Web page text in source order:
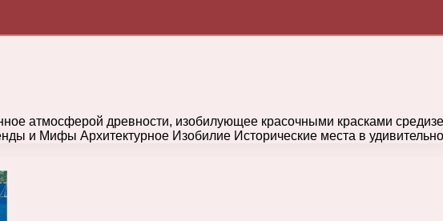
атмосферой древности, изобилующее красочными красками
и Мифы Архитектурное Изобилие Исторические места в